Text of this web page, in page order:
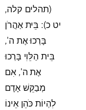
(תהלים קלה,
יט כ): בֵּית אַהֲרֹן
בָּרְכוּ אֶת ה',
בֵּית הַלֵּוִי בָּרְכוּ
אֶת ה', אִם
מְבַקֵּשׁ אָדָם
לִהְיוֹת כֹּהֵן אֵינוֹ